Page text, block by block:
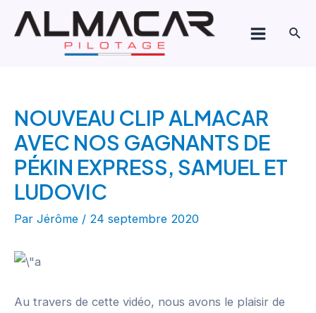
Aller
Menu
NOUVEAU CLIP ALMACAR
AVEC NOS GAGNANTS DE
PÉKIN EXPRESS, SAMUEL ET
LUDOVIC
Par Jérôme / 24 septembre 2020
Au travers de cette vidéo, nous avons le plaisir de
Navigation
de